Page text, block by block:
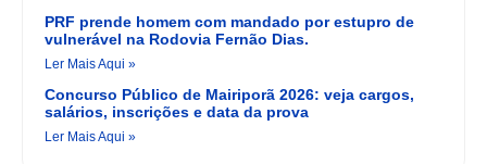
PRF prende homem com mandado por estupro de
vulnerável na Rodovia Fernão Dias.
Ler Mais Aqui »
Concurso Público de Mairiporã 2026: veja cargos,
salários, inscrições e data da prova
Ler Mais Aqui »